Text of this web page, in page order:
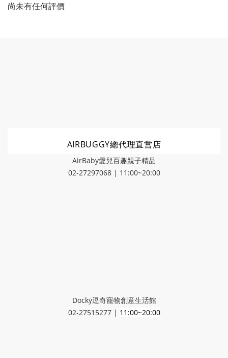
尚未有任何評價
AIRBUGGY總代理直営店
AirBaby愛兒百趣親子精品
02-27297068 | 11:00~20:00
Docky逗奇寵物創意生活館
02-27515277 | 11:00~20:00